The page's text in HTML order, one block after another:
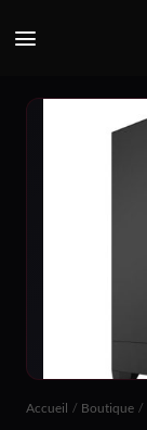
au
Accueil / Boutique /